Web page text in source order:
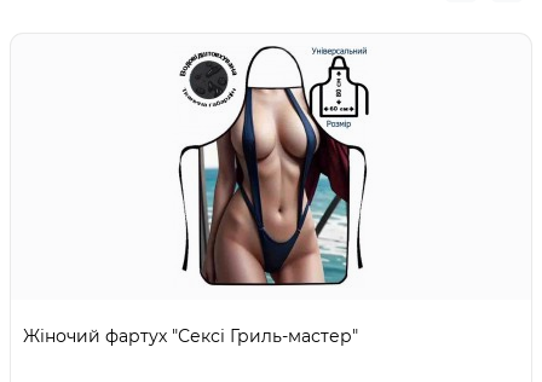
Жіночий фартух "Сексі Гриль-мастер"